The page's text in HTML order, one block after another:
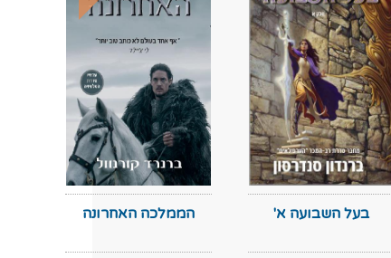
בעל השבועה א' הממלכה האחרונה